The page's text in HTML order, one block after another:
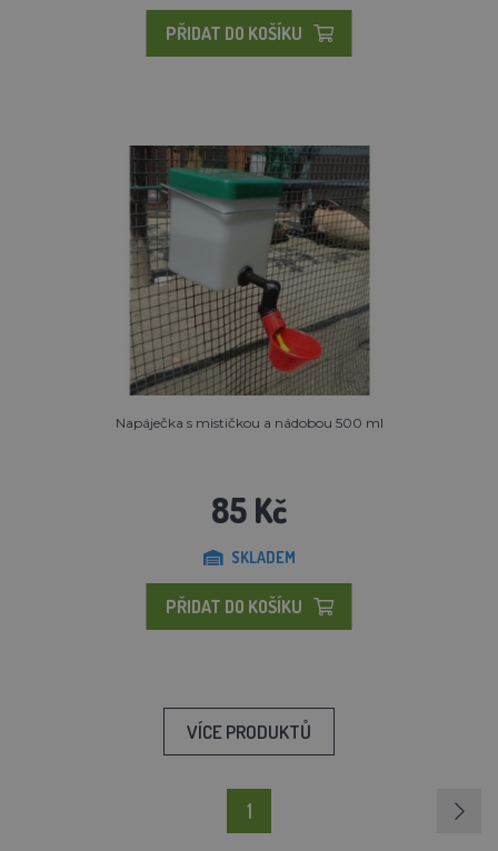
PŘIDAT DO KOŠÍKU
Napáječka s mističkou a nádobou 500 ml
85 Kč
SKLADEM
PŘIDAT DO KOŠÍKU
VÍCE PRODUKTŮ
1